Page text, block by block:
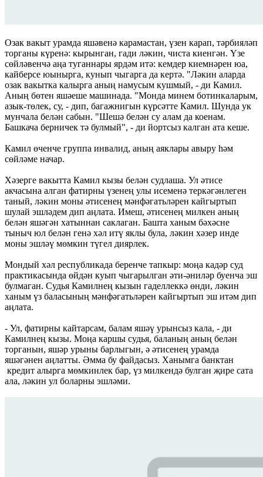
Озак вакыт урамда яшәвенә карамастан, үзен карап, тәрбияләп
торганы күренә: кырынган, гади ләкин, чиста киенгән. Үзе
сөйләвенчә аңа туганнары ярдәм итә: кемдер киемнәрен юа,
кайберсе юынырга, кунып чыгарга да кертә. "Ләкин аларда
озак вакытка калырга аның намусым кушмый, - ди Камил.
Аның бөтен яшәеше машинада. "Монда минем ботинкаларым,
азык-төлек, су, - дип, багажнигын күрсәтте Камил. Шунда ук
мунчала белән сабын. "Шешә белән су алам да коенам.
Башкача берничек тә булмый", - ди йортсыз калган ата кеше.
Камил өченче группа инвалид, аның аяклары авыру һәм
сөйләме начар.
Хәзерге вакытта Камил кызы белән судлаша. Ул әтисе
акчасына алган фатирны үзенең улы исеменә теркәгәнлеген
таный, ләкин моны әтисенең мәнфәгатьләрен кайгыртып
шулай эшләдем дип аңлата. Имеш, әтисенең милкен аның
белән яшәгән хатыннан саклаган. Башта ханым бәхәсне
тыныч юл белән генә хәл итү яклы була, ләкин хәзер инде
моны эшләү мөмкин түгел диярлек.
Мондый хәл республикада беренче тапкыр: моңа кадәр суд
практикасында өйдән куып чыгарылган әти-әниләр буенча эш
булмаган. Судья Камилнең кызын гаделлеккә өнди, ләкин
ханым үз баласының мәнфәгатьләрен кайгыртып эш итәм дип
аңлата.
- Ул, фатирны кайтарсам, балам яшәү урынсыз кала, - ди
Камилнең кызы. Моңа каршы судья, баланың аның белән
торганын, яшәр урыны барлыгын, ә әтисенең урамда
яшәгәнен аңлатты. Әмма бу файдасыз. Ханымга банктан
кредит алырга мөмкинлек бар, үз милкендә булган җире сата
ала, ләкин ул боларны эшләми.